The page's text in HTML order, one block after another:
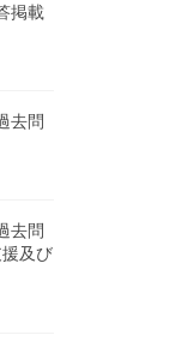
掲載
去問
去問
及び